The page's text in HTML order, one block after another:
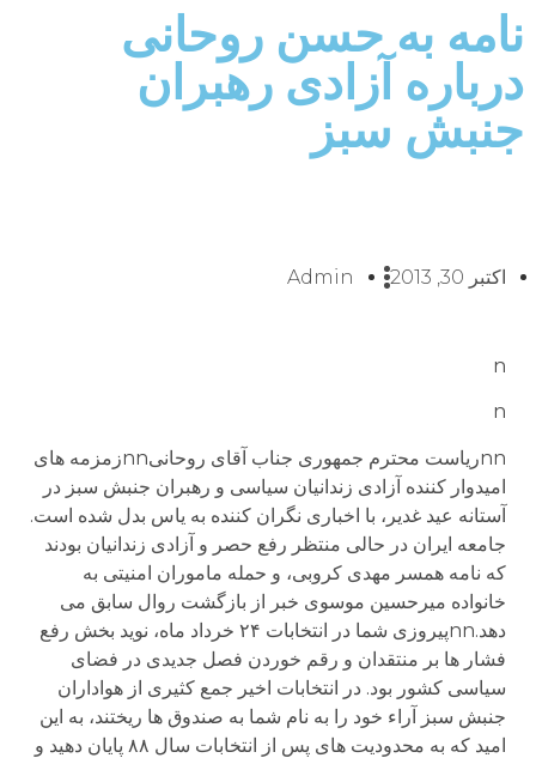
نامه به حسن روحانی
درباره آزادی رهبران
جنبش سبز
اکتبر 30, 2013 Admin
n
n
nnرياست محترم جمهوری جناب آقای روحانیnnزمزمه های
اميدوار کننده آزادی زندانيان سياسی و رهبران جنبش سبز در
آستانه عيد غدير، با اخباری نگران کننده به ياس بدل شده است.
جامعه ايران در حالی منتظر رفع حصر و آزادی زندانيان بودند
که نامه همسر مهدی کروبی، و حمله ماموران امنيتی به
خانواده ميرحسين موسوی خبر از بازگشت روال سابق می
دهد.nnپيروزی شما در انتخابات ۲۴ خرداد ماه، نويد بخش رفع
فشار ها بر منتقدان و رقم خوردن فصل جديدی در فضای
سياسی کشور بود. در انتخابات اخير جمع کثيری از هواداران
جنبش سبز آراء خود را به نام شما به صندوق ها ريختند، به اين
اميد که به محدوديت های پس از انتخابات سال ۸۸ پايان دهيد و